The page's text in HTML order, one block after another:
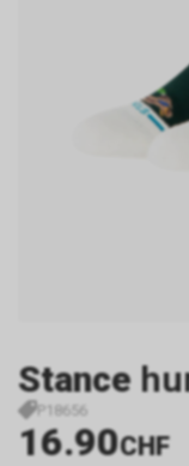
Stance
P18656
16.90CHF